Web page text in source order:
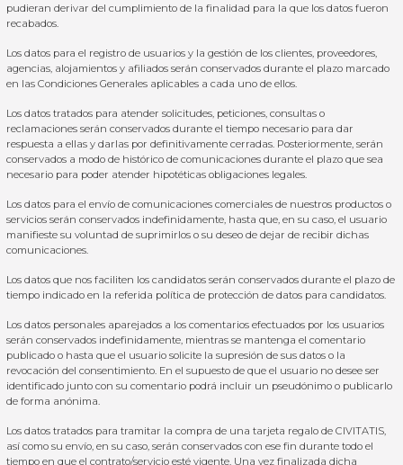
pudieran derivar del cumplimiento de la finalidad para la que los datos fueron
recabados.
Los datos para el registro de usuarios y la gestión de los clientes, proveedores,
agencias, alojamientos y afiliados serán conservados durante el plazo marcado
en las Condiciones Generales aplicables a cada uno de ellos.
Los datos tratados para atender solicitudes, peticiones, consultas o
reclamaciones serán conservados durante el tiempo necesario para dar
respuesta a ellas y darlas por definitivamente cerradas. Posteriormente, serán
conservados a modo de histórico de comunicaciones durante el plazo que sea
necesario para poder atender hipotéticas obligaciones legales.
Los datos para el envío de comunicaciones comerciales de nuestros productos o
servicios serán conservados indefinidamente, hasta que, en su caso, el usuario
manifieste su voluntad de suprimirlos o su deseo de dejar de recibir dichas
comunicaciones.
Los datos que nos faciliten los candidatos serán conservados durante el plazo de
tiempo indicado en la referida política de protección de datos para candidatos.
Los datos personales aparejados a los comentarios efectuados por los usuarios
serán conservados indefinidamente, mientras se mantenga el comentario
publicado o hasta que el usuario solicite la supresión de sus datos o la
revocación del consentimiento. En el supuesto de que el usuario no desee ser
identificado junto con su comentario podrá incluir un pseudónimo o publicarlo
de forma anónima.
Los datos tratados para tramitar la compra de una tarjeta regalo de CIVITATIS,
así como su envío, en su caso, serán conservados con ese fin durante todo el
tiempo en que el contrato/servicio esté vigente. Una vez finalizada dicha